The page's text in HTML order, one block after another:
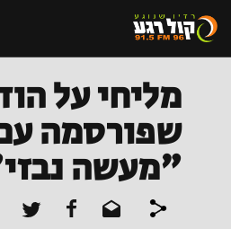
מליחי על
שפורסמה
"מעשה